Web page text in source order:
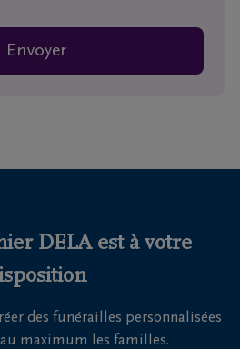
Envoyer
DELA est à votre
des funérailles personnalisées
maximum les familles.